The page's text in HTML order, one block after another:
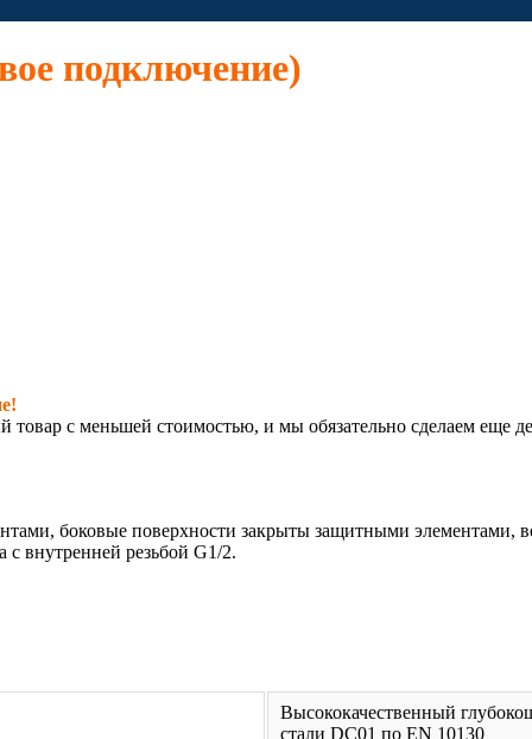
подключение)
товар с меньшей стоимостью, и мы обязательно сделаем еще
боковые поверхности закрыты защитными элементами,
с внутренней резьбой G1/2.
Высококачественный
стали DC01 по EN 10130